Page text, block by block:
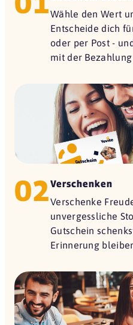
Wähle den Wert
Entscheide dich
oder per Post -
mit der Bezahlung
02Verschenken
Verschenke
unvergessliche
Gutschein
Erinnerung